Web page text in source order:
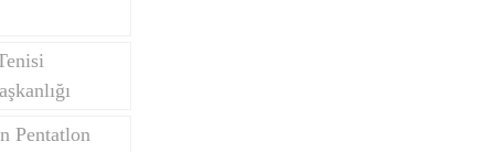
Pentatlon